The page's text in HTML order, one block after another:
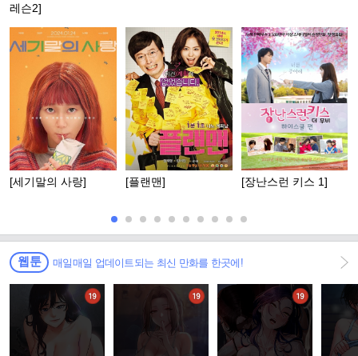
레슨2]
[세기말의 사랑] [플랜맨] [장난스런 키스 1]
웹툰 매일매일 업데이트되는 최신 만화를 한곳에!